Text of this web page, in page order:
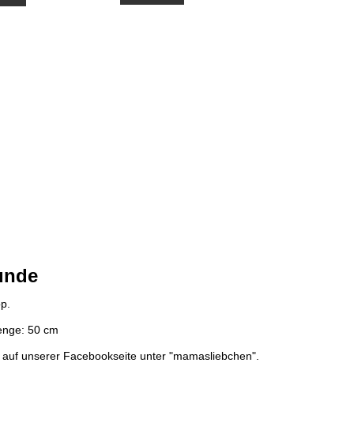
50 cm
unserer Facebookseite unter "mamasliebchen".